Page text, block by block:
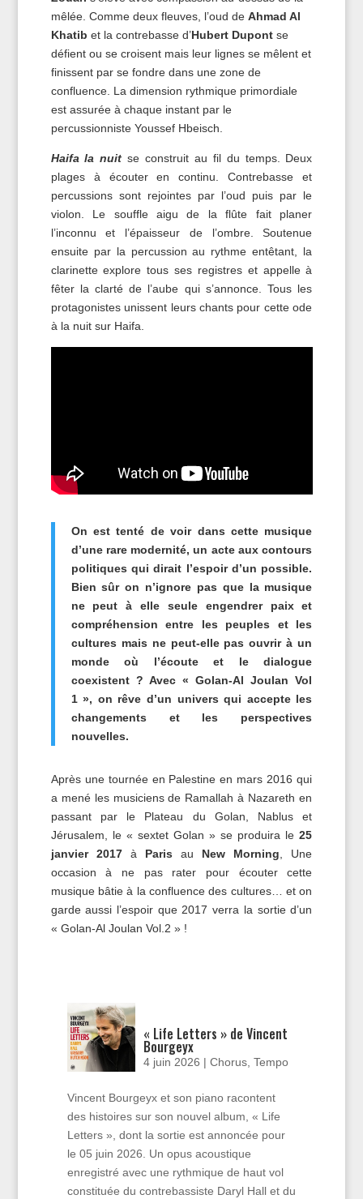
mêlée. Comme deux fleuves, l’oud de Ahmad Al
Khatib et la contrebasse d’Hubert Dupontse
défient ou se croisent mais leur lignes se mêlent et
finissent par se fondre dans une zone de
confluence. La dimension rythmique primordiale
est assurée à chaque instant par le
percussionniste Youssef Hbeisch.
Haifa la nuit se construit au fil du temps. Deux
plages à écouter en continu. Contrebasse et
percussions sont rejointes par l’oud puis par le
violon. Le souffle aigu de la flûte fait planer
l’inconnu et l’épaisseur de l’ombre. Soutenue
ensuite par la percussion au rythme entêtant, la
clarinette explore tous ses registres et appelle à
fêter la clarté de l’aube qui s’annonce. Tous les
protagonistes unissent leurs chants pour cette ode
à la nuit sur Haifa.
On est tenté de voir dans cette musique
d’une rare modernité, un acte aux contours
politiques qui dirait l’espoir d’un possible.
Bien sûr on n’ignore pas que la musique
ne peut à elle seule engendrer paix et
compréhension entre les peuples et les
cultures mais ne peut-elle pas ouvrir à un
monde où l’écoute et le dialogue
coexistent ? Avec « Golan-Al Joulan Vol
1 », on rêve d’un univers qui accepte les
changements et les perspectives
nouvelles.
Après une tournée en Palestine en mars 2016 qui
a mené les musiciens de Ramallah à Nazareth en
passant par le Plateau du Golan, Nablus et
Jérusalem, le « sextet Golan » se produira le25
janvier 2017à Paris au New Morning, Une
occasion à ne pas rater pour écouter cette
musique bâtie à la confluence des cultures… et on
garde aussi l’espoir que 2017 verra la sortie d’un
« Golan-Al Joulan Vol.2 » !
« Life Letters » de Vincent
Bourgeyx
4 juin 2026 |Chorus,Tempo
Vincent Bourgeyx et son piano racontent
des histoires sur son nouvel album, « Life
Letters », dont la sortie est annoncée pour
le 05 juin 2026. Un opus acoustique
enregistré avec une rythmique de haut vol
constituée du contrebassiste Daryl Hall et du